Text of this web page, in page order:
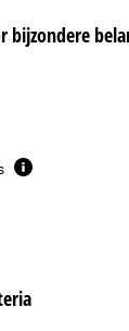
bijzondere